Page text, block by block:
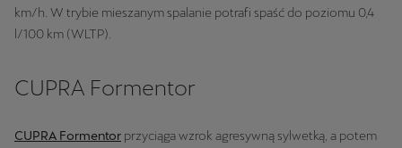
km/h. W trybie mieszanym spalanie potrafi spaść do poziomu 0,4
l/100 km (WLTP).
CUPRA Formentor
CUPRA Formentor przyciąga wzrok agresywną sylwetką, a potem